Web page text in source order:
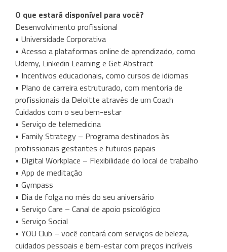
O que estará disponível para você?
Desenvolvimento profissional
• Universidade Corporativa
• Acesso a plataformas online de aprendizado, como
Udemy, Linkedin Learning e Get Abstract
• Incentivos educacionais, como cursos de idiomas
• Plano de carreira estruturado, com mentoria de
profissionais da Deloitte através de um Coach
Cuidados com o seu bem-estar
• Serviço de telemedicina
• Family Strategy – Programa destinados às
profissionais gestantes e futuros papais
• Digital Workplace – Flexibilidade do local de trabalho
• App de meditação
• Gympass
• Dia de folga no mês do seu aniversário
• Serviço Care – Canal de apoio psicológico
• Serviço Social
• YOU Club – você contará com serviços de beleza,
cuidados pessoais e bem-estar com preços incríveis